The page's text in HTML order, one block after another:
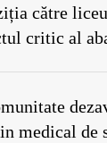
către
critic al
medical de